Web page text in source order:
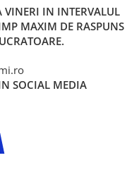
VINERI IN INTERVALUL
MAXIM DE RASPUNS
SOCIAL MEDIA